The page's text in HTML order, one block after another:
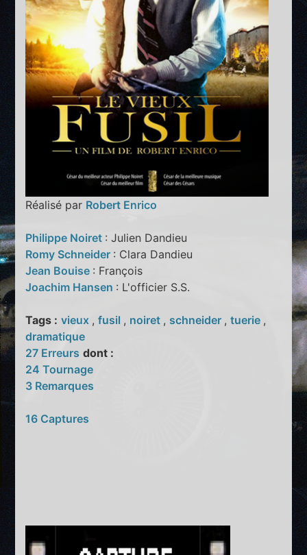
Réalisé par Robert Enrico
Philippe Noiret : Julien Dandieu
Romy Schneider : Clara Dandieu
Jean Bouise : François
Joachim Hansen : L'officier S.S.
Tags : vieux ,fusil , noiret , schneider ,tuerie ,
dramatique
27 Erreurs dont :
24 Tournage
3 Remarques
16 Captures